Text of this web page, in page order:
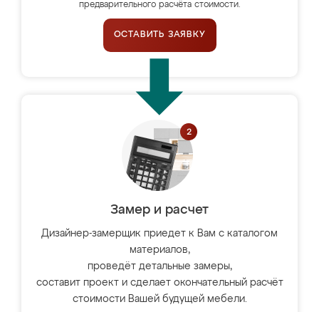
предварительного расчёта стоимости.
ОСТАВИТЬ ЗАЯВКУ
Замер и расчет
Дизайнер-замерщик приедет к Вам с каталогом
материалов,
проведёт детальные замеры,
составит проект и сделает окончательный расчёт
стоимости Вашей будущей мебели.